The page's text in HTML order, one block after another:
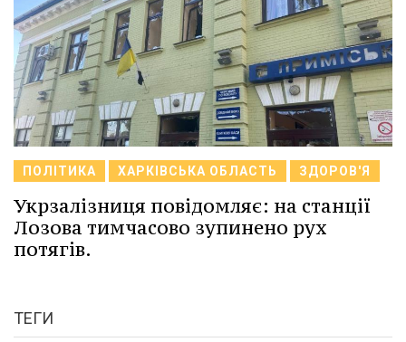
ПОЛІТИКА ХАРКІВСЬКА ОБЛАСТЬ ЗДОРОВ'Я
Укрзалізниця повідомляє: на станції
Лозова тимчасово зупинено рух
потягів.
ТЕГИ